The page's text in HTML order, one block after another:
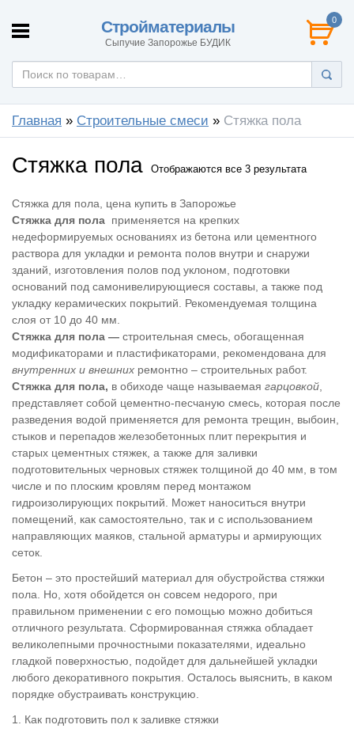
Стройматериалы
Сыпучие Запорожье БУДИК
0
Главная » Строительные смеси » Стяжка пола
Стяжка пола Отображаются все 3 результата
Стяжка для пола, цена купить в Запорожье
Стяжка для пола применяется на крепких
недеформируемых основаниях из бетона или цементного
раствора для укладки и ремонта полов внутри и снаружи
зданий, изготовления полов под уклоном, подготовки
оснований под самонивелирующиеся составы, а также под
укладку керамических покрытий. Рекомендуемая толщина
слоя от 10 до 40 мм.
Стяжка для пола — строительная смесь, обогащенная
модификаторами и пластификаторами, рекомендована для
внутренних и внешних ремонтно – строительных работ.
Стяжка для пола, в обиходе чаще называемая гарцовкой
представляет собой цементно-песчаную смесь, которая после
разведения водой применяется для ремонта трещин, выбоин,
стыков и перепадов железобетонных плит перекрытия и
старых цементных стяжек, а также для заливки
подготовительных черновых стяжек толщиной до 40 мм, в том
числе и по плоским кровлям перед монтажом
гидроизолирующих покрытий. Может наноситься внутри
помещений, как самостоятельно, так и с использованием
направляющих маяков, стальной арматуры и армирующих
сеток.
Бетон – это простейший материал для обустройства стяжки
пола. Но, хотя обойдется он совсем недорого, при
правильном применении с его помощью можно добиться
отличного результата. Сформированная стяжка обладает
великолепными прочностными показателями, идеально
гладкой поверхностью, подойдет для дальнейшей укладки
любого декоративного покрытия. Осталось выяснить, в каком
порядке обустраивать конструкцию.
1. Как подготовить пол к заливке стяжки